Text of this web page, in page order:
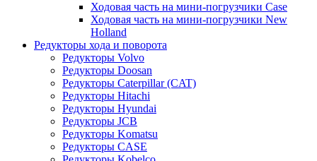
Ходовая часть на мини-погрузчики Case
Ходовая часть на мини-погрузчики New
Holland
Редукторы хода и поворота
Редукторы Volvo
Редукторы Doosan
Редукторы Caterpillar (CAT)
Редукторы Hitachi
Редукторы Hyundai
Редукторы JCB
Редукторы Komatsu
Редукторы CASE